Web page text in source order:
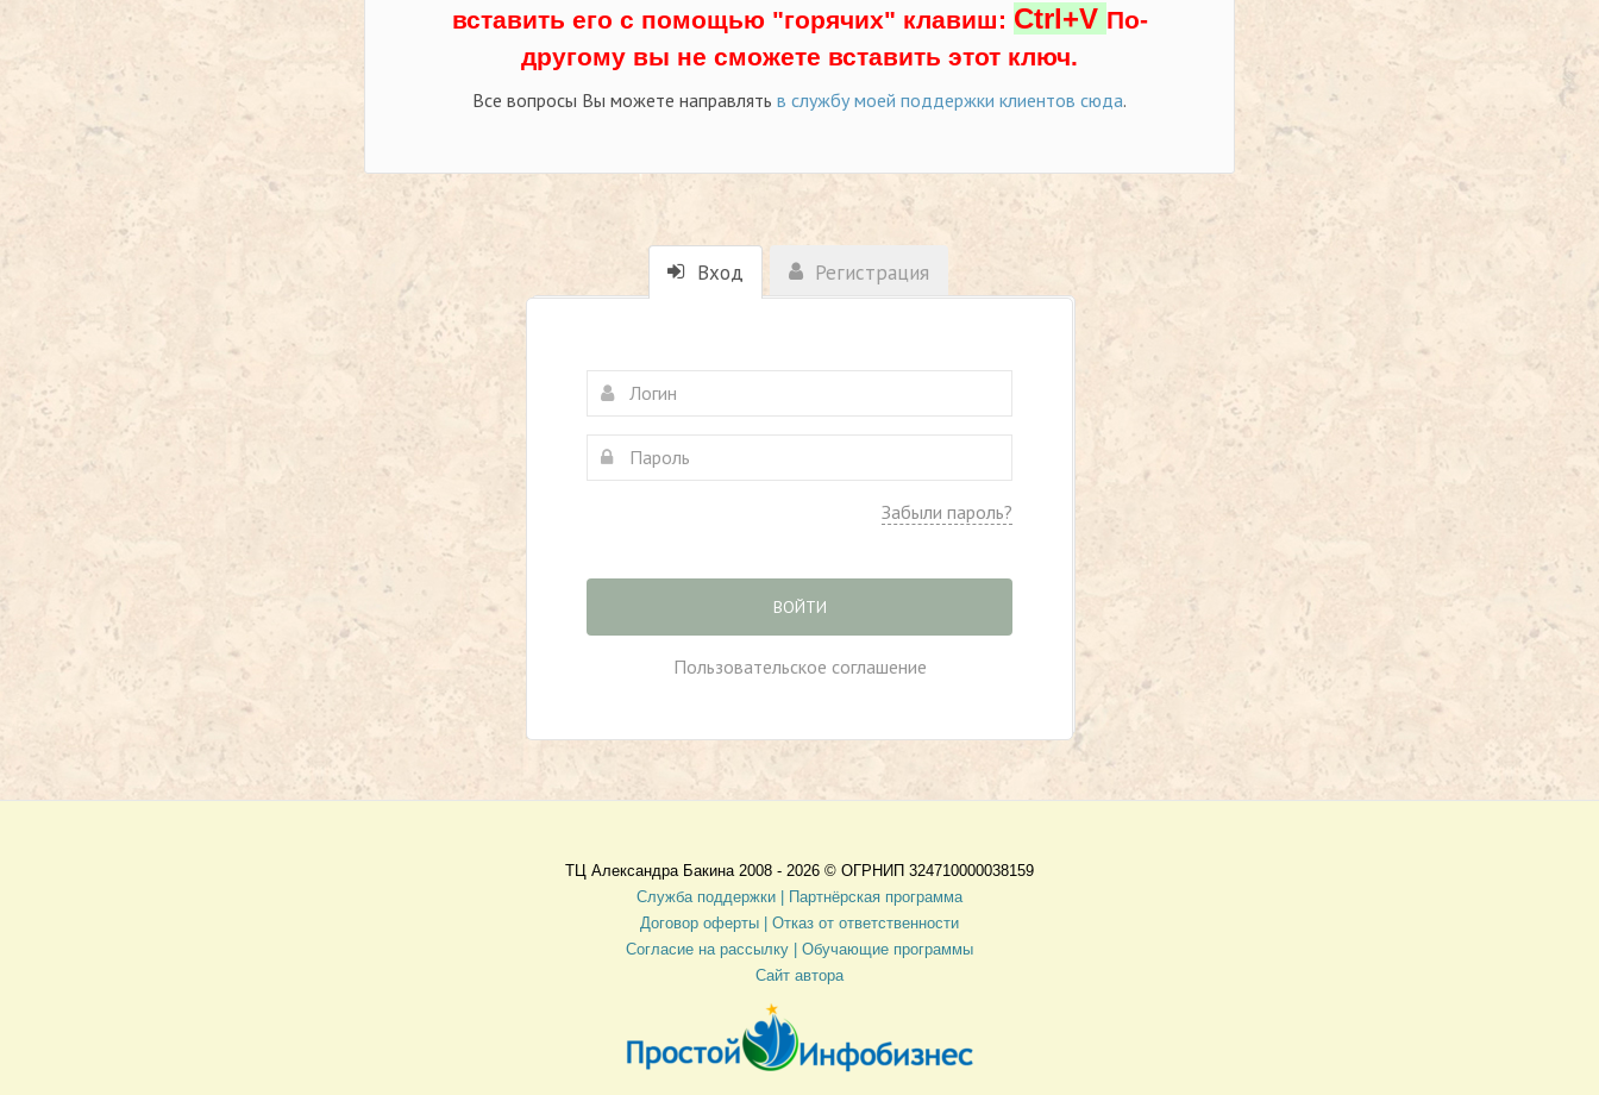
вставить его с помощью "горячих" клавиш: Ctrl+V По-
другому вы не сможете вставить этот ключ.
Все вопросы Вы можете направлять в службу моей поддержки клиентов сюда.
Вход Регистрация
Забыли пароль?
ВОЙТИ
Пользовательское соглашение
ТЦ Александра Бакина 2008 - 2026 © ОГРНИП 324710000038159
Служба поддержки |
Партнёрская программа
Договор оферты
| Отказ от ответственности
Согласие на рассылку | Обучающие программы
Сайт автора